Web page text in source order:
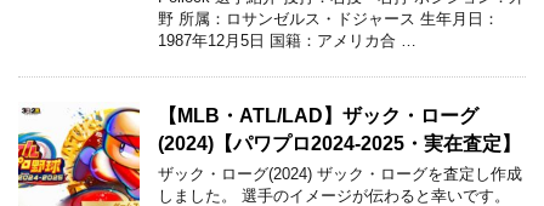
野 所属：ロサンゼルス・ドジャース 生年月日：
1987年12月5日 国籍：アメリカ合 …
【MLB・ATL/LAD】ザック・ローグ
(2024)【パワプロ2024-2025・実在査定】
ザック・ローグ(2024) ザック・ローグを査定し作成
しました。 選手のイメージが伝わると幸いです。